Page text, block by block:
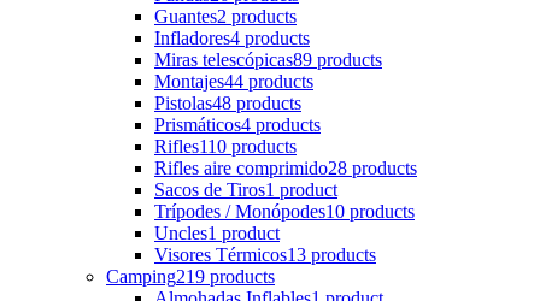
Guantes2 products
Infladores4 products
Miras telescópicas89 products
Montajes44 products
Pistolas48 products
Prismáticos4 products
Rifles110 products
Rifles aire comprimido28 products
Sacos de Tiros1 product
Trípodes / Monópodes10 products
Uncles1 product
Visores Térmicos13 products
Camping219 products